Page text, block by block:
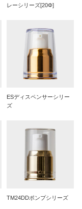
レーシリーズ[20Φ]
ESディスペンサーシリー
ズ
TM24DDポンプシリーズ